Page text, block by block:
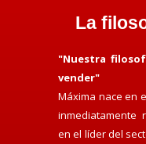
La
"Nuestra
vender"
Máxima nace en
inmediatamente
en el líder del